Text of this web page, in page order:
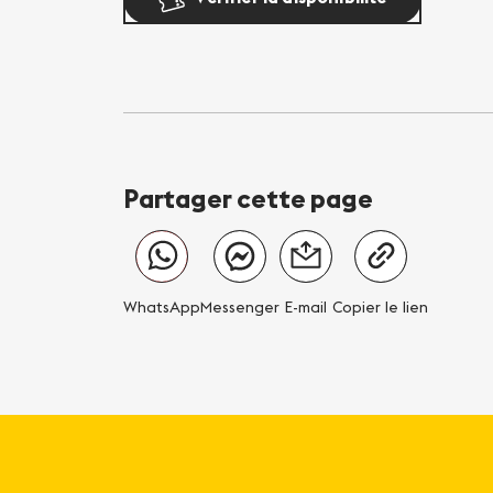
Partager cette page
WhatsAppMessenger E-mail Copier le lien